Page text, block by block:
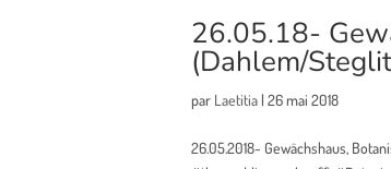
26.05.18-
(Dahlem/
par Laetitia | 26 mai 2018
26.05.2018- Gewächshaus,